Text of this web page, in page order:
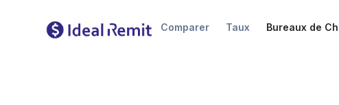
Comparer Taux Bureaux de